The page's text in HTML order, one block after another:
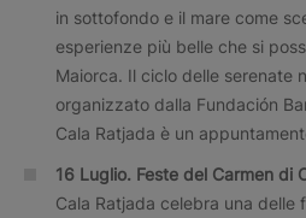
in sottofondo e il mare come
esperienze più belle che si
Maiorca. Il ciclo delle serenate
organizzato dalla Fundación
Cala Ratjada è un
16 Luglio. Feste del Carmen di
Cala Ratjada celebra una delle